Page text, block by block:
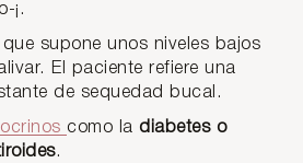
¡.
supone unos niveles bajos
El paciente refiere una
de sequedad bucal.
como la diabetes o
.